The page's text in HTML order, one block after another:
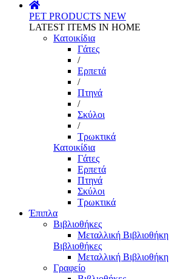
PET PRODUCTS NEW
LATEST ITEMS IN HOME
Κατοικίδια
Γάτες
/
Ερπετά
/
Πτηνά
/
Σκύλοι
/
Τρωκτικά
Κατοικίδια
Γάτες
Ερπετά
Πτηνά
Σκύλοι
Τρωκτικά
Έπιπλα
Βιβλιοθήκες
Μεταλλική Βιβλιοθήκη
Βιβλιοθήκες
Μεταλλική Βιβλιοθήκη
Γραφείο